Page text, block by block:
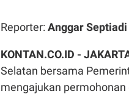
Reporter: Anggar Septiadi
KONTAN.CO.ID -
Selatan bersama
mengajukan